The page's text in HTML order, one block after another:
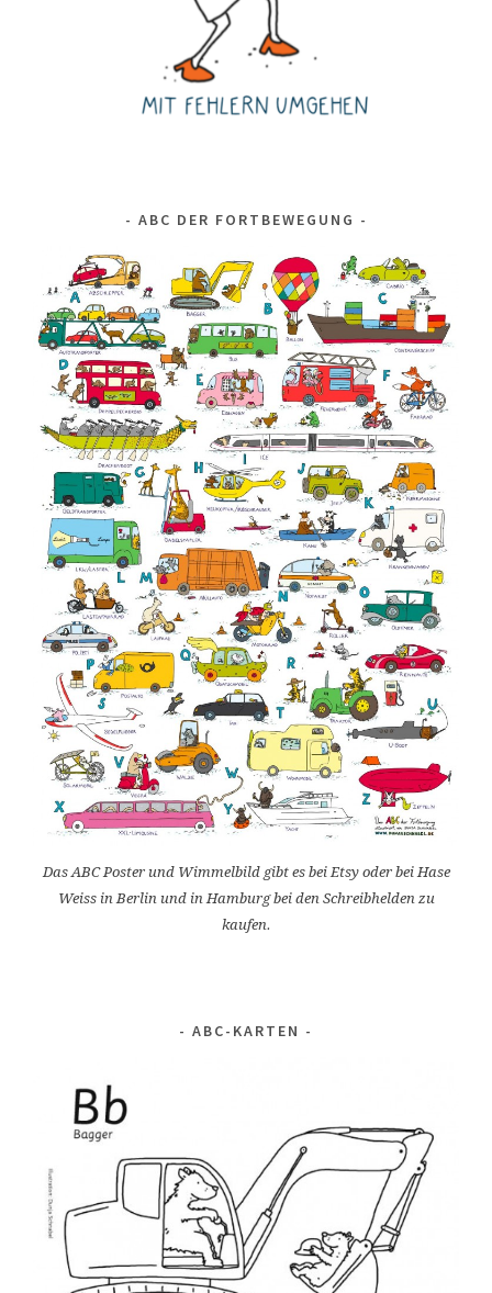
ABC DER FORTBEWEGUNG
Das ABC Poster und Wimmelbild gibt es bei Etsy oder bei Hase
Weiss in Berlin und in Hamburg bei den Schreibhelden zu
kaufen.
ABC-KARTEN